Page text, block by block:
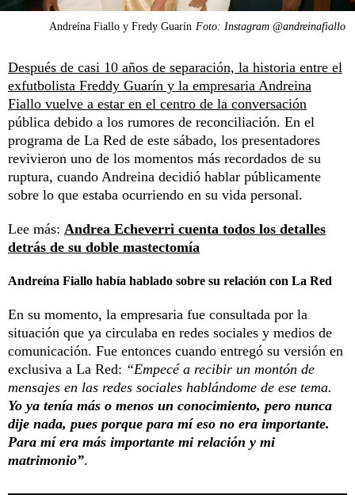
Andreína Fiallo y Fredy Guarín Foto: Instagram @andreinafiallo
Después de casi 10 años de separación, la historia entre el
exfutbolista Freddy Guarín y la empresaria Andreina
Fiallo vuelve a estar en el centro de la conversación
pública debido a los rumores de reconciliación. En el
programa de La Red de este sábado, los presentadores
revivieron uno de los momentos más recordados de su
ruptura, cuando Andreina decidió hablar públicamente
sobre lo que estaba ocurriendo en su vida personal.
Lee más: Andrea Echeverri cuenta todos los detalles
detrás de su doble mastectomía
Andreína Fiallo había hablado sobre su relación con La Red
En su momento, la empresaria fue consultada por la
situación que ya circulaba en redes sociales y medios de
comunicación. Fue entonces cuando entregó su versión en
exclusiva a La Red: “Empecé a recibir un montón de
mensajes en las redes sociales hablándome de ese tema.
Yo ya tenía más o menos un conocimiento, pero nunca
dije nada, pues porque para mí eso no era importante.
Para mí era más importante mi relación y mi
matrimonio”.